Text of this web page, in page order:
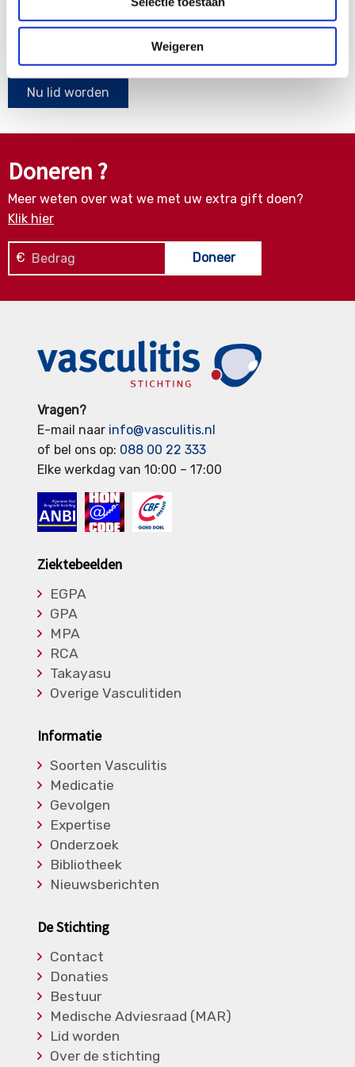
Weigeren
Word ook contribuant
Samen kunnen we zoveel meer bereiken.
Nu lid worden
Doneren ?
Meer weten over wat we met uw extra gift doen?
Klik hier
€ Doneer
Vragen?
E-mail naar info@vasculitis.nl
of bel ons op: 088 00 22 333
Elke werkdag van 10:00 – 17:00
Ziektebeelden
EGPA
GPA
MPA
RCA
Takayasu
Overige Vasculitiden
Informatie
Soorten Vasculitis
Medicatie
Gevolgen
Expertise
Onderzoek
Bibliotheek
Nieuwsberichten
De Stichting
Contact
Donaties
Bestuur
Medische Adviesraad (MAR)
Lid worden
Over de stichting